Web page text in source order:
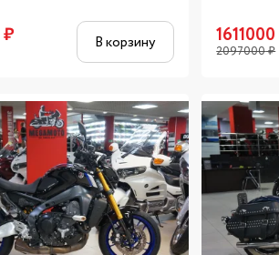
₽ В корзину 1611000
2097000₽